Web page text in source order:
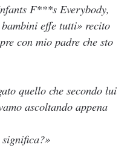
F***s Everybody,
effe tutti» recito
con mio padre che sto
quello che secondo lui
ascoltando appena
significa?»